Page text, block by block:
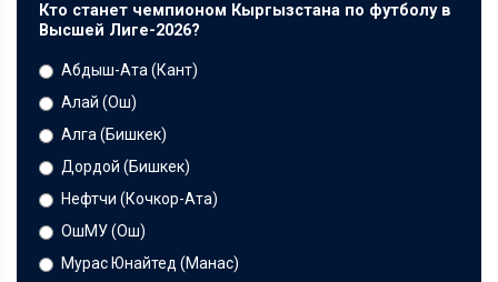
Кто станет чемпионом Кыргызстана по футболу в
Высшей Лиге-2026?
Абдыш-Ата (Кант)
Алай (Ош)
Алга (Бишкек)
Дордой (Бишкек)
Нефтчи (Кочкор-Ата)
ОшМУ (Ош)
Мурас Юнайтед (Манас)